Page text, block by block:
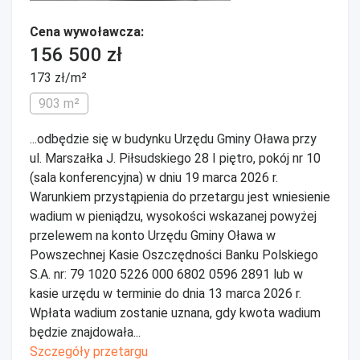
Cena wywoławcza:
156 500 zł
173 zł/m²
903 m²
...odbędzie się w budynku Urzędu Gminy Oława przy
ul. Marszałka J. Piłsudskiego 28 I piętro, pokój nr 10
(sala konferencyjna) w dniu 19 marca 2026 r.
Warunkiem przystąpienia do przetargu jest wniesienie
wadium w pieniądzu, wysokości wskazanej powyżej
przelewem na konto Urzędu Gminy Oława w
Powszechnej Kasie Oszczędności Banku Polskiego
S.A. nr: 79 1020 5226 000 6802 0596 2891 lub w
kasie urzędu w terminie do dnia 13 marca 2026 r.
Wpłata wadium zostanie uznana, gdy kwota wadium
będzie znajdowała...
Szczegóły przetargu